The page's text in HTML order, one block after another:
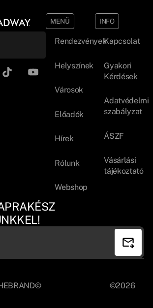
MENÜ
Rendezvények
Helyszínek
Városok
Előadók
Hírek
Rólunk
Webshop
INFO
Kapcsolat
Gyakori
Kérdések
Adatvédelmi
szabályzat
ÁSZF
Vásárlási
tájékoztató
©2026